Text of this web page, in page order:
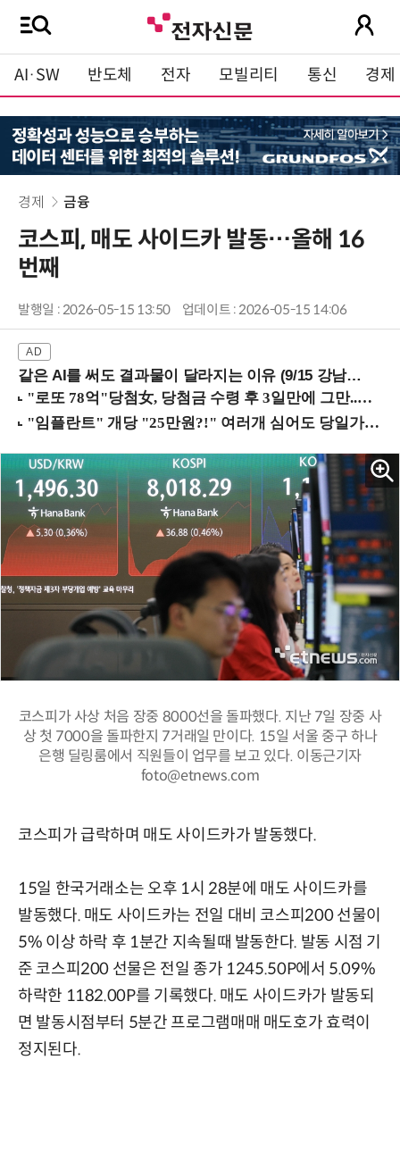
AI·SW 반도체 전자 모빌리티 통신 경제
경제 금융
코스피, 매도 사이드카 발동…올해 16
번째
발행일 : 2026-05-15 13:50 업데이트 : 2026-05-15 14:06
같은 AI를 써도 결과물이 달라지는 이유 (9/15 강남역)
코스피가 사상 처음 장중 8000선을 돌파했다. 지난 7일 장중 사
상 첫 7000을 돌파한지 7거래일 만이다. 15일 서울 중구 하나
은행 딜링룸에서 직원들이 업무를 보고 있다. 이동근기자
foto@etnews.com
코스피가 급락하며 매도 사이드카가 발동했다.
15일 한국거래소는 오후 1시 28분에 매도 사이드카를
발동했다. 매도 사이드카는 전일 대비 코스피200 선물이
5% 이상 하락 후 1분간 지속될때 발동한다. 발동 시점 기
준 코스피200 선물은 전일 종가 1245.50P에서 5.09%
하락한 1182.00P를 기록했다. 매도 사이드카가 발동되
면 발동시점부터 5분간 프로그램매매 매도호가 효력이
정지된다.